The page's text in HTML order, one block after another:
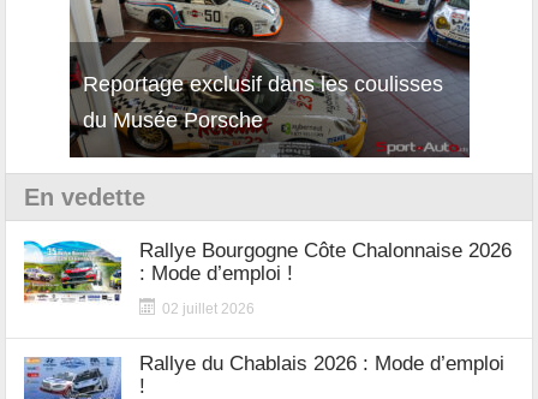
Reportage exclusif dans les coulisses
du Musée Porsche
En vedette
Rallye Bourgogne Côte Chalonnaise 2026
: Mode d’emploi !
02 juillet 2026
Rallye du Chablais 2026 : Mode d’emploi
!